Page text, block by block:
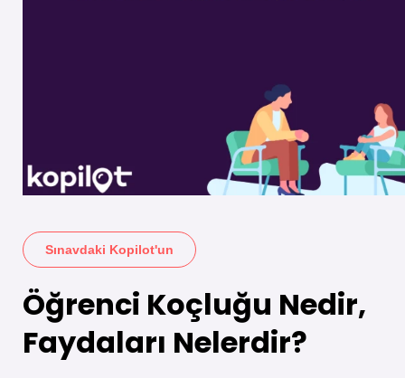
Sınavdaki Kopilot'un
Öğrenci Koçluğu Nedir,
Faydaları Nelerdir?